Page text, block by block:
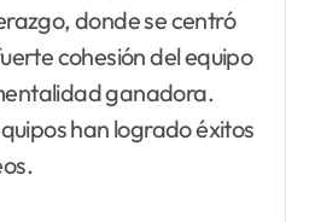
donde se centró
cohesión del equipo
ganadora.
han logrado éxitos